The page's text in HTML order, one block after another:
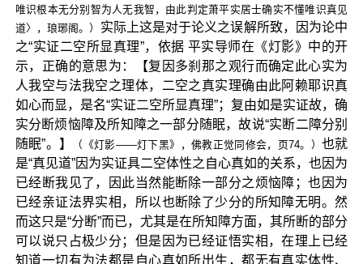
唯识根本无分别智为人无我智，由此判定萧平实居士确实不懂唯识真见
道〉，琅琊阁。） 实际上这是对于论义之误解所致，因为论中
之“实证二空所显真理”，依据 平实导师在《灯影》中的开
示，正确的意思为：【复因多刹那之观行而确定此心实为
人我空与法我空之理体，二空之真实理确由此阿赖耶识真
如心而显，是名“实证二空所显真理”；复由如是实证故，确
实分断烦恼障及所知障之一部分随眠，故说“实断二障分别
随眠”。】
（《灯影——灯下黑》，佛教正觉同修会，页74。） 也就
是“真见道”因为实证具二空体性之自心真如的关系，也因为
已经断我见了，因此当然能断除一部分之烦恼障；也因为
已经亲证法界实相，所以也断除了少分的所知障无明。然
而这只是“分断”而已，尤其是在所知障方面，其所断的部分
可以说只占极少分；但是因为已经证悟实相，在理上已经
知道一切有为法都是自心真如所出生，都无有真实体性、